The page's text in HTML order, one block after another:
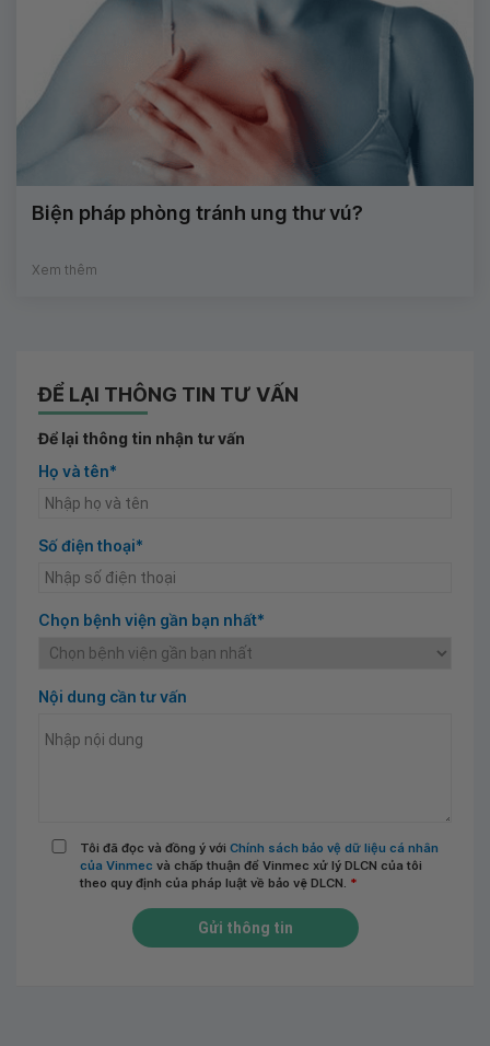
Biện pháp phòng tránh ung thư vú?
Xem thêm
ĐỂ LẠI THÔNG TIN TƯ VẤN
Để lại thông tin nhận tư vấn
Họ và tên*
Số điện thoại*
Chọn bệnh viện gần bạn nhất*
Nội dung cần tư vấn
Tôi đã đọc và đồng ý với Chính sách bảo vệ dữ liệu cá nhân
của Vinmec và chấp thuận để Vinmec xử lý DLCN của tôi
theo quy định của pháp luật về bảo vệ DLCN. *
Gửi thông tin